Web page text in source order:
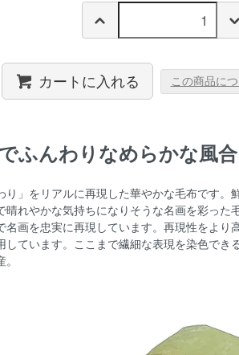
カートに入れる この商品に
ふんわりなめらかな風
り」をリアルに再現した華やかな毛布です。
晴れやかな気持ちになりそうな名画を彩った
名画を忠実に再現しています。再現性をより
しています。ここまで繊細な表現を染色で